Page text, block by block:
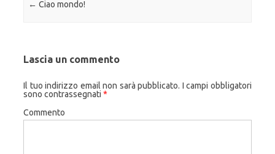
Navigazione articolo
← Ciao mondo!
Lascia un commento
Il tuo indirizzo email non sarà pubblicato. I campi obbligatori
sono contrassegnati *
Commento